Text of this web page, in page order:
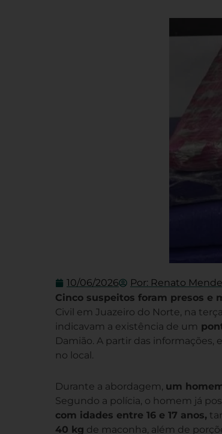
10/06/2026 Por: Renato
Cinco suspeitos foram presos e
Civil em Juazeiro do Norte, na
indicavam a existência de um
Damião. A partir das
no local.
Durante a abordagem, um
Segundo a polícia, o homem já
com idades entre 16 e 17 anos,
40 kg de maconha, além de